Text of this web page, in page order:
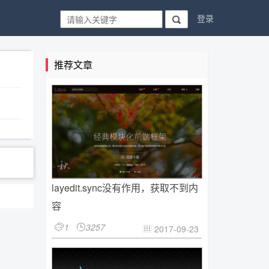
 登录
推荐文章
layedit.sync没有作用，获取不到内
容
1 3257  2017-09-23